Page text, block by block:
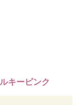
キーピンク